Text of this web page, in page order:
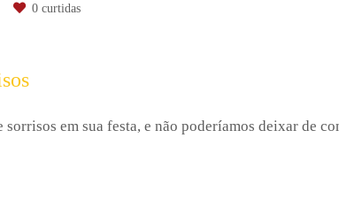
0curtidas
em sua festa, e não poderíamos deixar de